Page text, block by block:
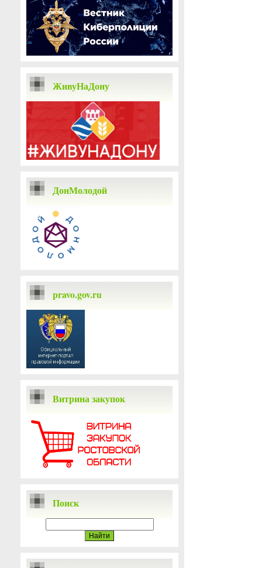
ЖивуНаДону
ДонМолодой
pravo.gov.ru
Витрина закупок
Поиск